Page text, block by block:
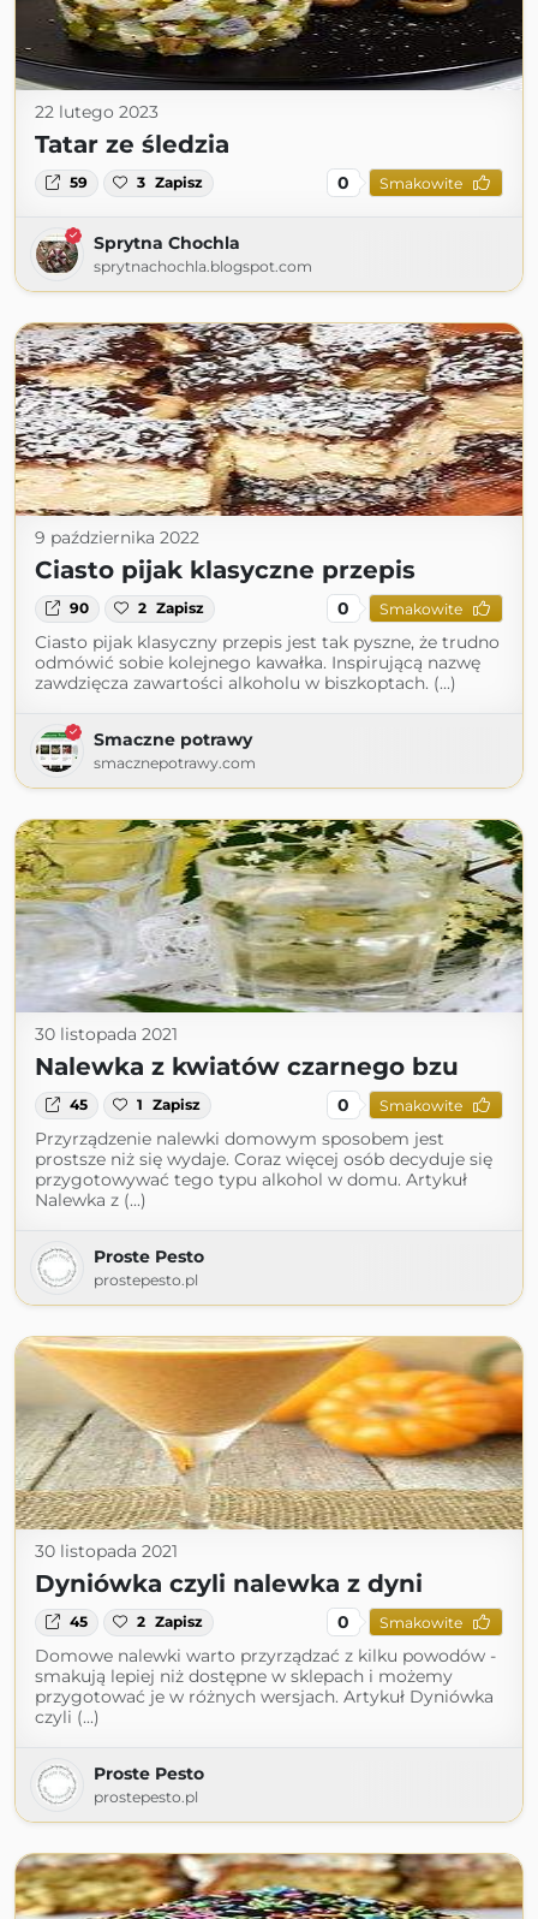
22 lutego 2023
Tatar ze śledzia
59 3 Zapisz 0 Smakowite
Sprytna Chochla
sprytnachochla.blogspot.com
9 października 2022
Ciasto pijak klasyczne przepis
90 2 Zapisz 0 Smakowite
Ciasto pijak klasyczny przepis jest tak pyszne, że trudno
odmówić sobie kolejnego kawałka. Inspirującą nazwę
zawdzięcza zawartości alkoholu w biszkoptach. (...)
Smaczne potrawy
smacznepotrawy.com
30 listopada 2021
Nalewka z kwiatów czarnego bzu
45 1 Zapisz 0 Smakowite
Przyrządzenie nalewki domowym sposobem jest
prostsze niż się wydaje. Coraz więcej osób decyduje się
przygotowywać tego typu alkohol w domu. Artykuł
Nalewka z (...)
Proste Pesto
prostepesto.pl
30 listopada 2021
Dyniówka czyli nalewka z dyni
45 2 Zapisz 0 Smakowite
Domowe nalewki warto przyrządzać z kilku powodów -
smakują lepiej niż dostępne w sklepach i możemy
przygotować je w różnych wersjach. Artykuł Dyniówka
czyli (...)
Proste Pesto
prostepesto.pl